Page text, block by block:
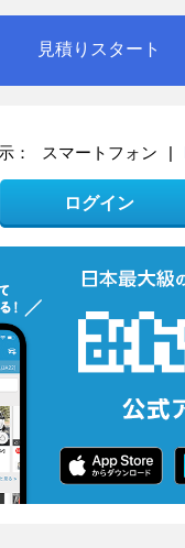
見積りスタート
： スマートフォン |
ログイン